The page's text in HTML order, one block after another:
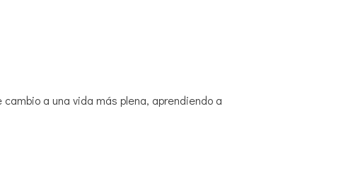
a una vida más plena, aprendiendo a